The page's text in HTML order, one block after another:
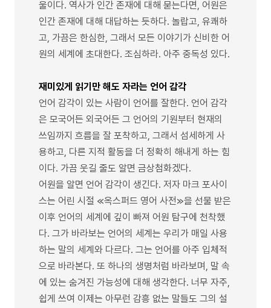
울이다. 역사가 인간 존재에 대해 묻는다면, 어원은
인간 존재에 대해 대답하는 듯하다. 놀랍고, 유쾌하
고, 가끔은 한심한, 그래서 모든 이야기가 신비한 어
원의 세계에 초대한다. 조심하라. 아주 중독성 있다.
재미있게 읽기만 해도 자라는 언어 감각
언어 감각이 있는 사람이 언어를 잘한다. 언어 감각
은 모국어든 외국어든 그 언어의 기원부터 현재의
쓰임까지 흐름을 잘 포착하고, 그래서 섬세하게 사
용하고, 다른 지적 활동을 더 정확히 해내게 하는 힘
이다. 가끔 웃길 줄도 알면 금상첨화겠다.
어원을 알면 언어 감각이 생긴다. 저자 마크 포사이
스는 어린 시절 ≪옥스퍼드 영어 사전≫을 선물 받은
이후 언어의 세계에 깊이 빠져 어원 탐구에 천착했
다. 그가 바라보는 언어의 세계는 우리가 매일 사용
하는 말의 세계와 다르다. 그는 언어를 아주 입체적
으로 바라본다. 또 하나의 생명처럼 바라보며, 말 속
에 있는 숨겨진 가능성에 대해 생각한다. 너무 자주,
쉽게 쓰여 이제는 아무런 감흥 없는 말들도 그의 설